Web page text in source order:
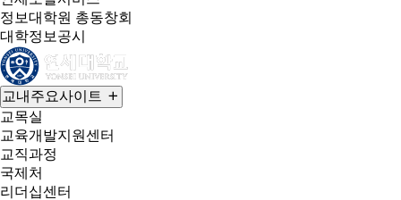
정보대학원 총동창회
대학정보공시
교내주요사이트
교목실
교육개발지원센터
교직과정
국제처
리더십센터